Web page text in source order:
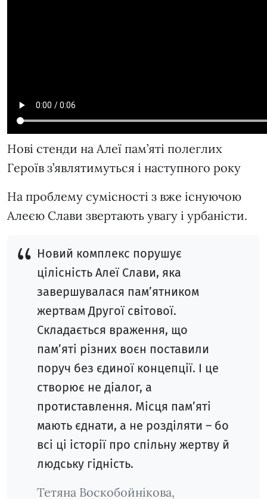
Нові стенди на Алеї пам’яті полеглих
Героїв з’являтимуться і наступного року
На проблему сумісності з вже існуючою
Алеєю Слави звертають увагу і урбаністи.
Новий комплекс порушує
цілісність Алеї Слави, яка
завершувалася пам’ятником
жертвам Другої світової.
Складається враження, що
пам’яті різних воєн поставили
поруч без єдиної концепції. І це
створює не діалог, а
протиставлення. Місця пам’яті
мають єднати, а не розділяти – бо
всі ці історії про спільну жертву й
людську гідність.
Тетяна Воскобойнікова,